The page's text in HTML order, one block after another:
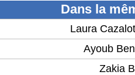
Dans la
Laura
Ayoub
Zakia